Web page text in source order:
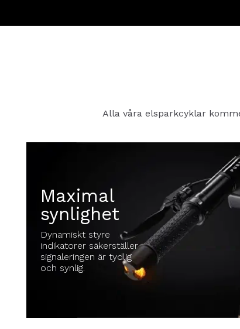
Alla våra elsparkcyklar
Maximal
synlighet
Dynamiskt styre
indikatorer säkerställer
signaleringen är tydlig
och synlig.